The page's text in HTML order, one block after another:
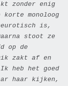
zonder enig
monoloog
is,
stoot ze
op de
zakt af en
heb het goed
haar kijken,